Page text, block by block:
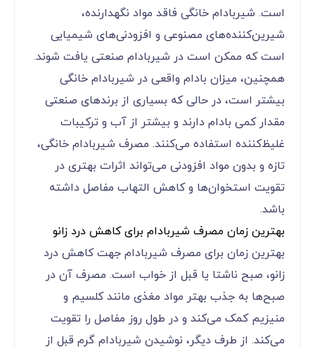
است. شیربادام خانگی فاقد مواد نگهدارنده،
شیرین‌کننده‌های مصنوعی و افزودنی‌های شیمیایی
است که ممکن است در شیربادام صنعتی یافت شوند.
همچنین، میزان بادام واقعی در شیربادام خانگی
بیشتر است، در حالی که بسیاری از برندهای صنعتی
مقدار کمی بادام دارند و بیشتر از آب و ترکیبات
غلیظ‌کننده استفاده می‌کنند. مصرف شیربادام خانگی،
تازه و بدون مواد افزودنی می‌تواند اثرات بهتری در
تقویت استخوان‌ها و کاهش التهاب مفاصل داشته
باشد.
بهترین زمان مصرف شیربادام برای کاهش درد زانو
بهترین زمان برای مصرف شیربادام جهت کاهش درد
زانو، صبح ناشتا یا قبل از خواب است. مصرف آن در
صبح‌ها به جذب بهتر مواد مغذی مانند کلسیم و
منیزیم کمک می‌کند و در طول روز مفاصل را تقویت
می‌کند. از طرف دیگر، نوشیدن شیربادام گرم قبل از